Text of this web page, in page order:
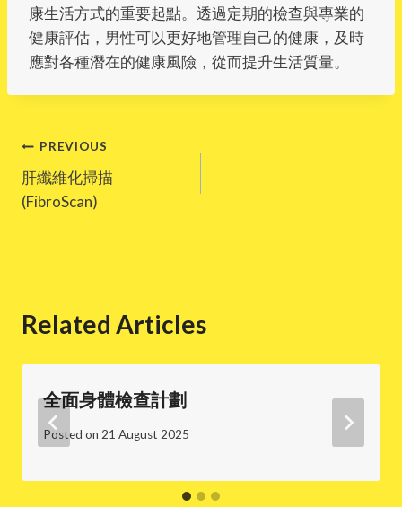
康生活方式的重要起點。透過定期的檢查與專業的
健康評估，男性可以更好地管理自己的健康，及時
應對各種潛在的健康風險，從而提升生活質量。
Post
navigation
PREVIOUS
肝纖維化掃描
(FibroScan)
Related Articles
全面身體檢查計劃
Posted on 21 August 2025